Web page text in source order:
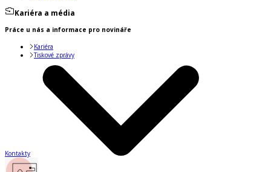
Kariéra a média
Práce u nás a informace pro novináře
Kariéra
Tiskové zprávy
Kontakty